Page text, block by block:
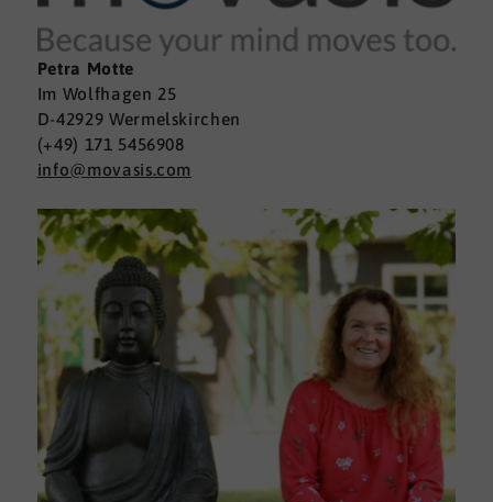
Petra Motte
Im Wolfhagen 25
D-42929 Wermelskirchen
(+49) 171 5456908
info@movasis.com